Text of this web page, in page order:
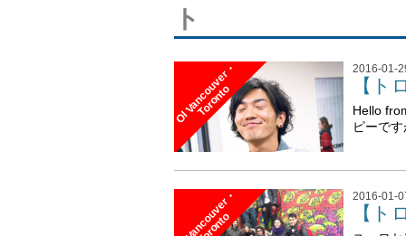
ト
O
I
V
a
n
c
o
u
v
e
r
・
T
o
r
o
n
t
o
2016-01-
【ト
Hello
ピーで
O
I
V
a
n
c
o
u
v
e
r
・
T
o
r
o
n
t
o
2016-01-
【ト